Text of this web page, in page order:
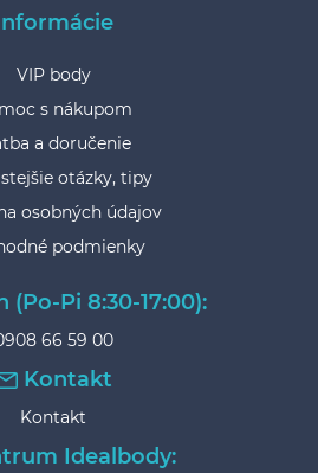
VIP body
s nákupom
a doručenie
otázky, tipy
osobných údajov
podmienky
(Po-Pi 8:30-17:00):
66 59 00
Kontakt
Kontakt
Idealbody: